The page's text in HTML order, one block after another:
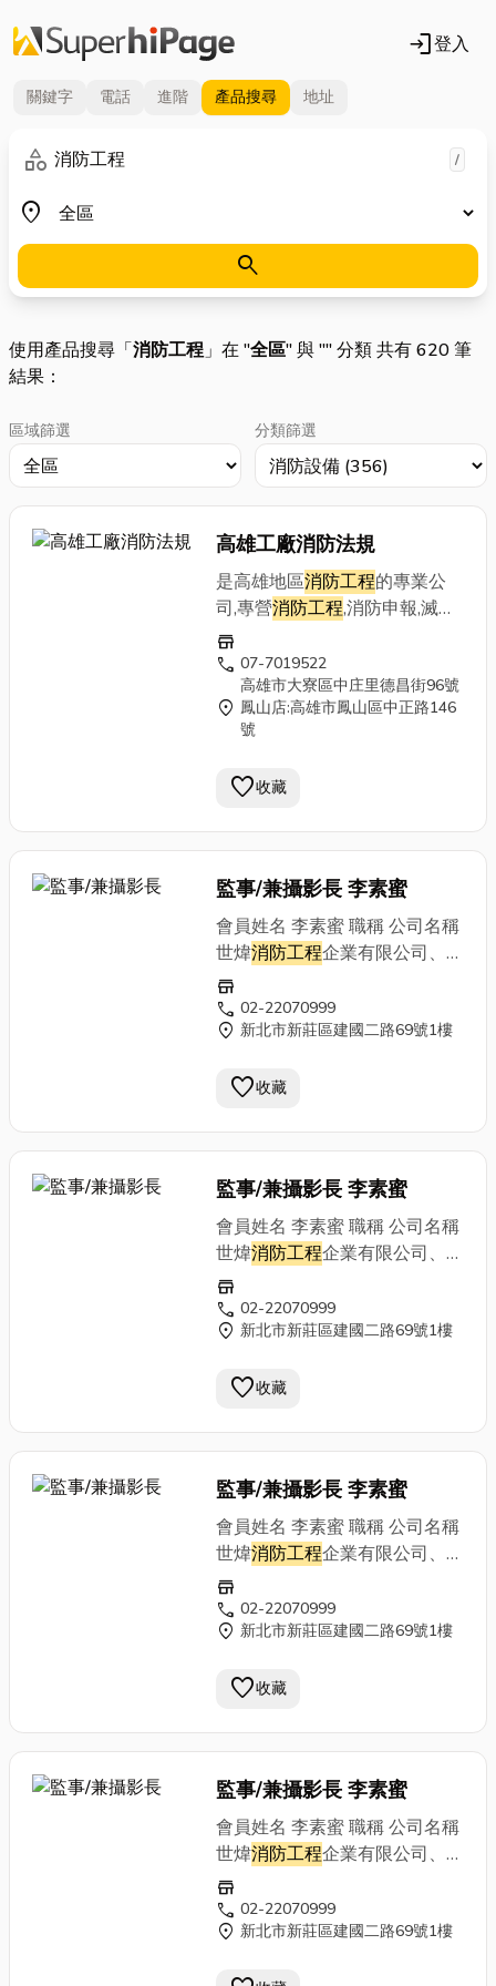
login登入
關鍵字 電話 進階 產品搜尋 地址
category
關鍵字 /
place
地區
search
使用產品搜尋「消防工程」在 "全區" 與 "" 分類 共有 620 筆
結果：
區域篩選 分類篩選
高雄工廠消防法規
是高雄地區消防工程的專業公
司,專營消防工程,消防申報,滅火
器填充,發電機買賣安裝,火警自
動警報設備等,歡迎來電洽詢。
提供專業消防安全整合方案，提
供公共場合、大樓、工廠之消防
工程、
store
call 07-7019522
location_on
高雄市大寮區中庄里德昌街96號
鳳山店:高雄市鳳山區中正路146
號
favorite收藏
監事/兼攝影長 李素蜜
會員姓名 李素蜜 職稱 公司名稱
世煒消防工程企業有限公司、全
球消防工程
通訊地址 新北市三重區六張街
259號4F 電話 (02)2971-5068
store
call 02-22070999
location_on 新北市新莊區建國二路69號1樓
favorite收藏
監事/兼攝影長 李素蜜
會員姓名 李素蜜 職稱 公司名稱
世煒消防工程企業有限公司、全
球消防工程
通訊地址 新北市三重區六張街
259號4F 電話 (02)2971-5068
store
call 02-22070999
location_on 新北市新莊區建國二路69號1樓
favorite收藏
監事/兼攝影長 李素蜜
會員姓名 李素蜜 職稱 公司名稱
世煒消防工程企業有限公司、全
球消防工程
通訊地址 新北市三重區六張街
259號4F 電話 (02)2971-5068
store
call 02-22070999
location_on 新北市新莊區建國二路69號1樓
favorite收藏
監事/兼攝影長 李素蜜
會員姓名 李素蜜 職稱 公司名稱
世煒消防工程企業有限公司、全
球消防工程
通訊地址 新北市三重區六張街
259號4F 電話 (02)2971-5068
store
call 02-22070999
location_on 新北市新莊區建國二路69號1樓